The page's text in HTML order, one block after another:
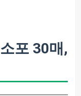
포 30매,